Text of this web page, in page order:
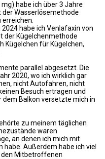
habe ich über 3 Jahre
der Wasserlösemethode
erreichen.
habe ich Venlafaxin von
der Kügelchenmethode
Kügelchen für Kügelchen,
parallel abgesetzt. Die
2020, wo ich wirklich gar
nicht Autofahren, nicht
Besuch ertragen und
Balkon versetzte mich in
zu meinem täglichen
waren
an denen ich mich mit
Außerdem habe ich viel
den Mitbetroffenen